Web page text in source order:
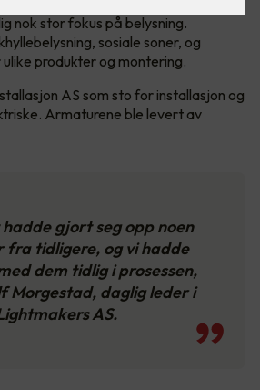
nok stor fokus på belysning.
sosiale soner, og
produkter og montering.
AS som sto for installasjon og
Armaturene ble levert av
gjort seg opp noen
tidligere, og vi hadde
dem tidlig i prosessen,
Morgestad, daglig leder i
AS.